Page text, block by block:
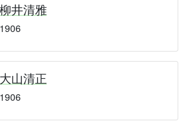
柳井清雅
1906
大山清正
1906